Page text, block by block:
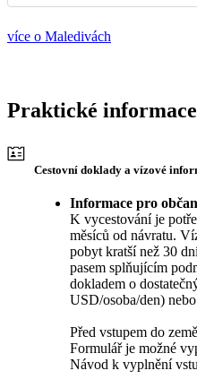
více o Maledivách
Praktické informace
Cestovní doklady a vízové
Informace pro
K vycestování je
měsíců od návratu.
pobyt kratší než 30
pasem splňujícím
dokladem o
USD/osoba/den)
Před vstupem do
Formulář je možné
Návod k vyplnění